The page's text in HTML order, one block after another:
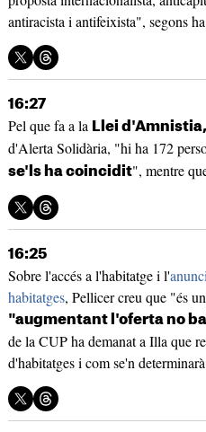
antiracista i antifeixista", segons
16:27
Pel que fa a la Llei d'Amnistia,
d'Alerta Solidària, "hi ha 172
se'ls ha coincidit", mentre
16:25
Sobre l'accés a l'habitatge i l'
habitatges, Pellicer creu que "és
"augmentant l'oferta no
de la CUP ha demanat a Illa que
d'habitatges i com se'n